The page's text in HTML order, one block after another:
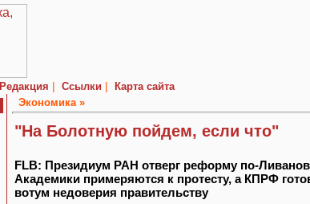
Редакция | Ссылки |
Карта сайта
Экономика »
"На Болотную пойдем, если что"
FLB: Президиум РАН отверг реформу по-
Академики примеряются к протесту, а КПРФ
вотум недоверия правительству